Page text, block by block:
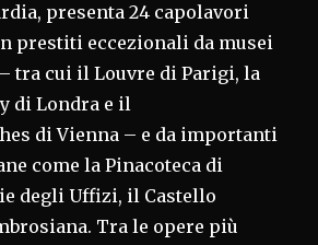
presenta 24 capolavori
prestiti eccezionali da musei
tra cui il Louvre di Parigi, la
di Londra e il
di Vienna – e da importanti
come la Pinacoteca di
degli Uffizi, il Castello
Tra le opere più